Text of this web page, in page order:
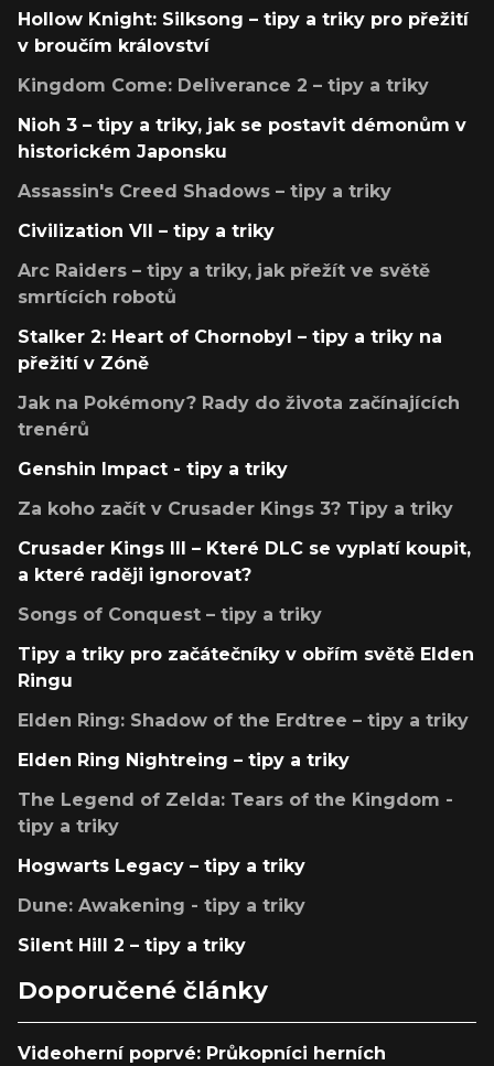
Hollow Knight: Silksong – tipy a triky pro přežití
v broučím království
Kingdom Come: Deliverance 2 – tipy a triky
Nioh 3 – tipy a triky, jak se postavit démonům v
historickém Japonsku
Assassin's Creed Shadows – tipy a triky
Civilization VII – tipy a triky
Arc Raiders – tipy a triky, jak přežít ve světě
smrtících robotů
Stalker 2: Heart of Chornobyl – tipy a triky na
přežití v Zóně
Jak na Pokémony? Rady do života začínajících
trenérů
Genshin Impact - tipy a triky
Za koho začít v Crusader Kings 3? Tipy a triky
Crusader Kings III – Které DLC se vyplatí koupit,
a které raději ignorovat?
Songs of Conquest – tipy a triky
Tipy a triky pro začátečníky v obřím světě Elden
Ringu
Elden Ring: Shadow of the Erdtree – tipy a triky
Elden Ring Nightreing – tipy a triky
The Legend of Zelda: Tears of the Kingdom -
tipy a triky
Hogwarts Legacy – tipy a triky
Dune: Awakening - tipy a triky
Silent Hill 2 – tipy a triky
Doporučené články
Videoherní poprvé: Průkopníci herních